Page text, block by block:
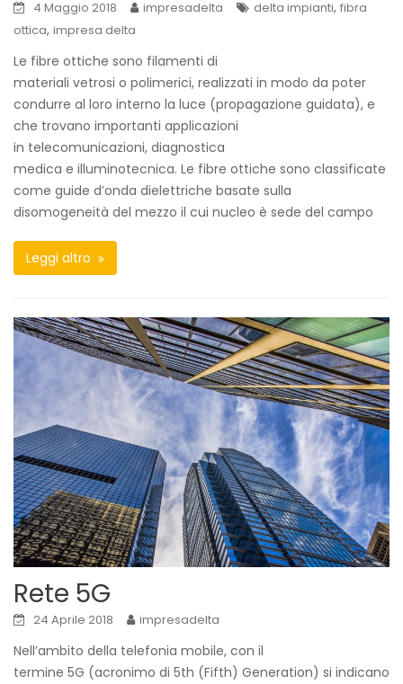
4 Maggio 2018 impresadelta delta impianti, fibra
ottica, impresa delta
Le fibre ottiche sono filamenti di
materiali vetrosi o polimerici, realizzati in modo da poter
condurre al loro interno la luce (propagazione guidata), e
che trovano importanti applicazioni
in telecomunicazioni, diagnostica
medica e illuminotecnica. Le fibre ottiche sono classificate
come guide d’onda dielettriche basate sulla
disomogeneità del mezzo il cui nucleo è sede del campo
Leggi altro
Rete 5G
24 Aprile 2018 impresadelta
Nell’ambito della telefonia mobile, con il
termine 5G (acronimo di 5th (Fifth) Generation) si indicano